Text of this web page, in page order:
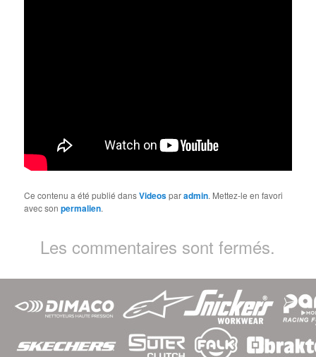
Ce contenu a été publié dansVideosparadmin. Mettez-le en favori
avec sonpermalien.
Les commentaires sont fermés.